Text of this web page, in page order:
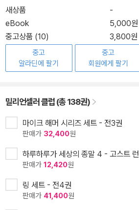
새상품
-
eBook
5,000원
중고상품 (10)
3,800원
중고
알라딘에 팔기
중고
회원에게 팔기
밀리언셀러 클럽 (총 138권)
마이크 해머 시리즈 세트 - 전3권
판매가 32,400원
하루하루가 세상의 종말 4 - 고스트 런
판매가 12,420원
링 세트 - 전4권
판매가 41,400원